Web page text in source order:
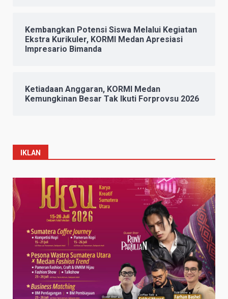
Kembangkan Potensi Siswa Melalui Kegiatan
Ekstra Kurikuler, KORMI Medan Apresiasi
Impresario Bimanda
Ketiadaan Anggaran, KORMI Medan
Kemungkinan Besar Tak Ikuti Forprovsu 2026
IKLAN